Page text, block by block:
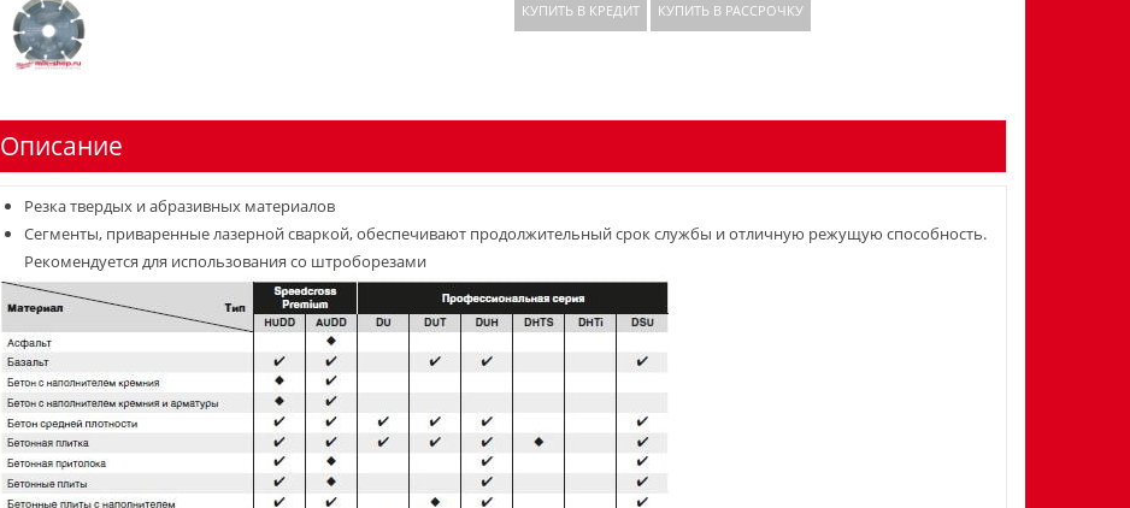
КУПИТЬ В КРЕДИТ КУПИТЬ В РАССРОЧКУ
Описание
Резка твердых и абразивных материалов
Сегменты, приваренные лазерной сваркой, обеспечивают продолжительный срок службы и отличную режущую способность.
Рекомендуется для использования со штроборезами